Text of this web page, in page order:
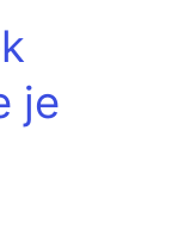
je